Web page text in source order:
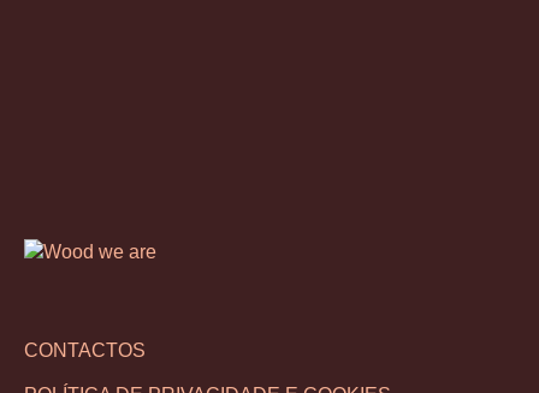
CONTACTOS